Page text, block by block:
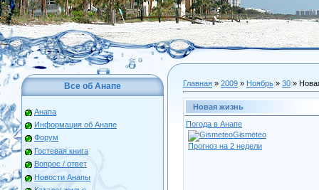
Все об Анапе
Анапа
Информация об Анапе
Форум
Гостевая книга
Вопрос / ответ
Новости Анапы
Главная » 2009 » Ноябрь » 30 »
Новая жизнь
Погода в Анапе
Gismeteo
Прогноз на 2 недели